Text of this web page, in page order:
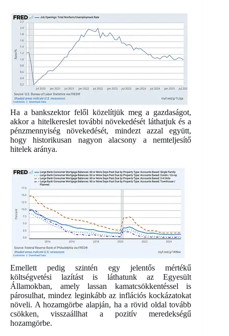
Ha a bankszektor felől közelítjük meg a gazdaságot,
akkor a hitelkereslet további növekedését láthatjuk és a
pénzmennyiség növekedését, mindezt azzal együtt,
hogy historikusan nagyon alacsony a nemteljesítő
hitelek aránya.
Emellett pedig szintén egy jelentős mértékű
költségvetési lazítást is láthatunk az Egyesült
Államokban, amely lassan kamatcsökkentéssel is
párosulhat, mindez leginkább az inflációs kockázatokat
növeli. A hozamgörbe alapján, ha a rövid oldal tovább
csökken, visszaállhat a pozitív meredekségű
hozamgörbe.